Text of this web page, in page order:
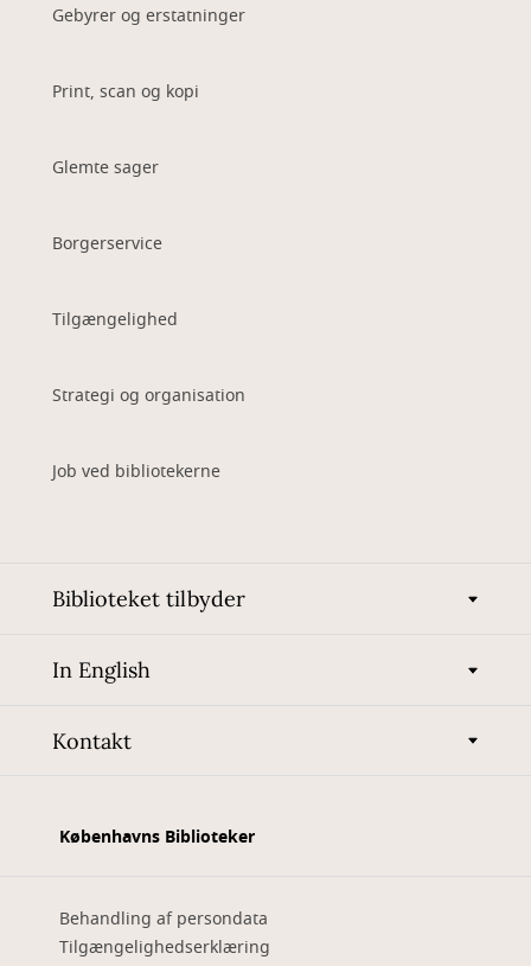
Gebyrer og erstatninger
Print, scan og kopi
Glemte sager
Borgerservice
Tilgængelighed
Strategi og organisation
Job ved bibliotekerne
Biblioteket tilbyder
In English
Kontakt
Københavns Biblioteker
Behandling af persondata
Tilgængelighedserklæring